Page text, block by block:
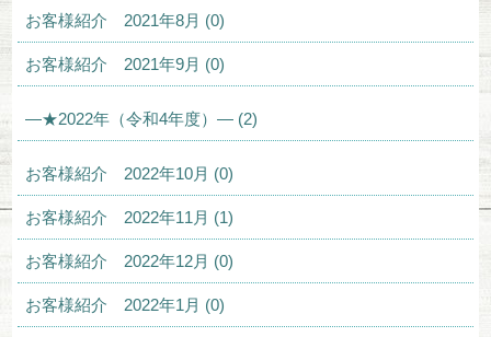
お客様紹介 2021年8月 (0)
お客様紹介 2021年9月 (0)
—★2022年（令和4年度）— (2)
お客様紹介 2022年10月 (0)
お客様紹介 2022年11月 (1)
お客様紹介 2022年12月 (0)
お客様紹介 2022年1月 (0)